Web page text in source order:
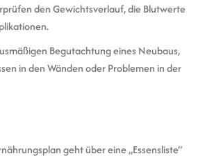
den Gewichtsverlauf, die Blutwerte
Begutachtung eines Neubaus,
in den Wänden oder Problemen in der
geht über eine „Essensliste“